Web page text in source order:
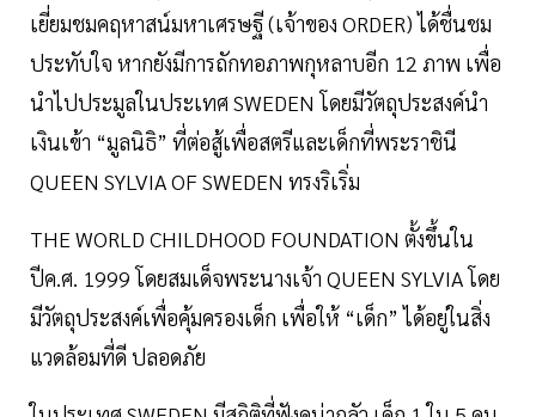
เยี่ยมชมคฤหาสน์มหาเศรษฐี (เจ้าของ ORDER) ได้ชื่นชม
ประทับใจ หากยังมีการถักทอภาพกุหลาบอีก 12 ภาพ เพื่อ
นำไปประมูลในประเทศ SWEDEN โดยมีวัตถุประสงค์นำ
เงินเข้า “มูลนิธิ” ที่ต่อสู้เพื่อสตรีและเด็กที่พระราชินี
QUEEN SYLVIA OF SWEDEN ทรงริเริ่ม
THE WORLD CHILDHOOD FOUNDATION ตั้งขึ้นใน
ปีค.ศ. 1999 โดยสมเด็จพระนางเจ้า QUEEN SYLVIA โดย
มีวัตถุประสงค์เพื่อคุ้มครองเด็ก เพื่อให้ “เด็ก” ได้อยู่ในสิ่ง
แวดล้อมที่ดี ปลอดภัย